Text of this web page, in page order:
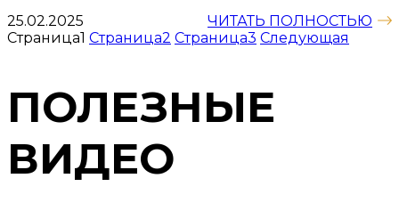
25.02.2025
ЧИТАТЬ ПОЛНОСТЬЮ
Страница1 Страница2 Страница3 Следующая
ПОЛЕЗНЫЕ
ВИДЕО